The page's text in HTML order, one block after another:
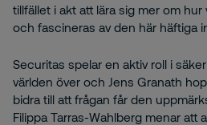
tillfället i akt att lära sig mer om
och fascineras av den här häftiga
Securitas spelar en aktiv roll i
världen över och Jens Granath
bidra till att frågan får den
Filippa Tarras-Wahlberg menar att